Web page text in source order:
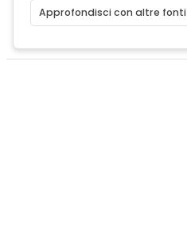
Approfondisci con altre fonti